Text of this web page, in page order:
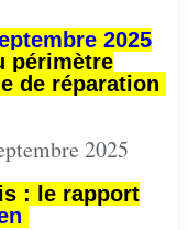
2025
périmètre
de réparation
2025
: le rapport